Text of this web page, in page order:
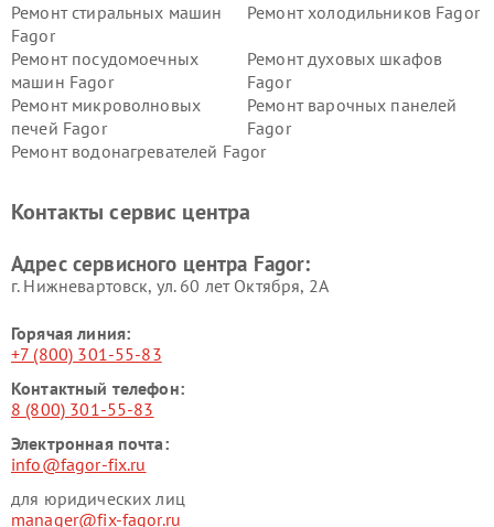
Ремонт стиральных машин
Fagor
Ремонт холодильников Fagor
Ремонт посудомоечных
машин Fagor
Ремонт духовых шкафов
Fagor
Ремонт микроволновых
печей Fagor
Ремонт варочных панелей
Fagor
Ремонт водонагревателей Fagor
Контакты сервис центра
Адрес сервисного центра Fagor:
г. Нижневартовск, ул. 60 лет Октября, 2А
Горячая линия:
+7 (800) 301-55-83
Контактный телефон:
8 (800) 301-55-83
Электронная почта:
info@fagor-fix.ru
для юридических лиц
manager@fix-fagor.ru